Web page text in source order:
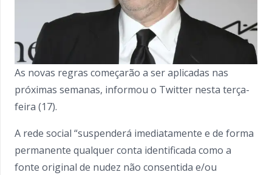
As novas regras começarão a ser aplicadas nas
próximas semanas, informou o Twitter nesta terça-
feira (17).
A rede social “suspenderá imediatamente e de forma
permanente qualquer conta identificada como a
fonte original de nudez não consentida e/ou